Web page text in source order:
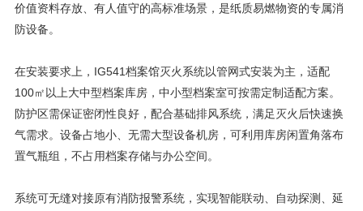
价值资料存放、有人值守的高标准场景，是纸质易燃物资的专属消
防设备。
在安装要求上，IG541档案馆灭火系统以管网式安装为主，适配
100㎡以上大中型档案库房，中小型档案室可按需定制适配方案。
防护区需保证密闭性良好，配合基础排风系统，满足灭火后快速换
气需求。设备占地小、无需大型设备机房，可利用库房闲置角落布
置气瓶组，不占用档案存储与办公空间。
系统可无缝对接原有消防报警系统，实现智能联动、自动探测、延